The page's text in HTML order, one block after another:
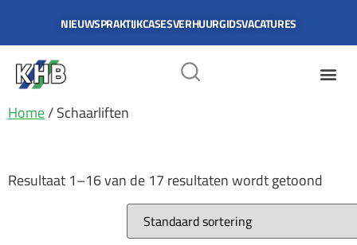
NIEUWSPRAKTIJKCASESVERHUURGIDSVACATURES
Home/ Schaarliften
Resultaat 1–16 van de 17 resultaten wordt getoond